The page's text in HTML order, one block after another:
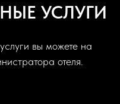
УСЛУГИ
вы можете на
отеля.